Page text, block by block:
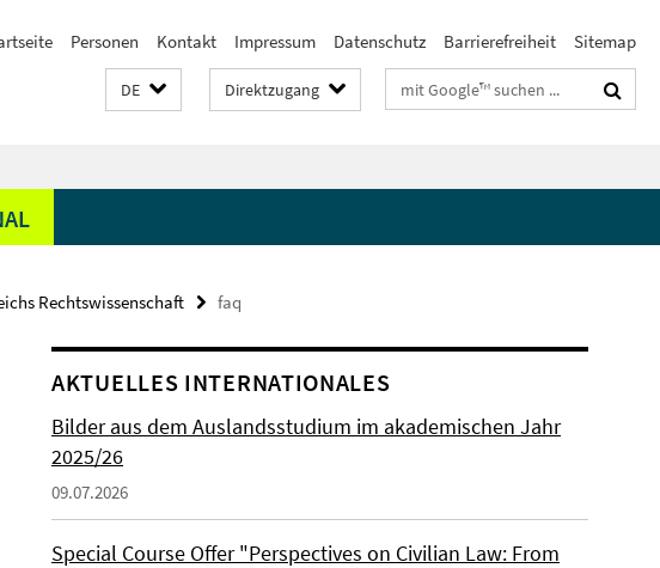
Personen Kontakt Impressum Datenschutz Barrierefreiheit Sitemap
DE Direktzugang Suchbegriffe
Rechtswissenschaft faq
AKTUELLES INTERNATIONALES
Bilder aus dem Auslandsstudium im akademischen Jahr
2025/26
09.07.2026
Special Course Offer "Perspectives on Civilian Law: From